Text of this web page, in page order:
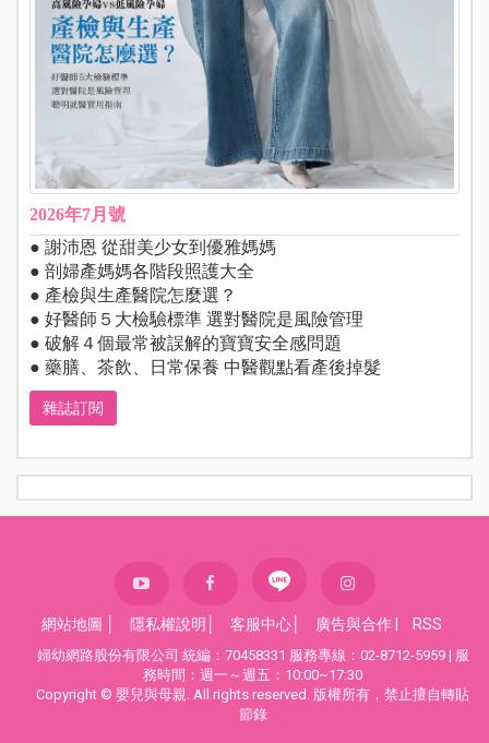
2026年7月號
● 謝沛恩 從甜美少女到優雅媽媽
● 剖婦產媽媽各階段照護大全
● 產檢與生產醫院怎麼選？
● 好醫師５大檢驗標準 選對醫院是風險管理
● 破解４個最常被誤解的寶寶安全感問題
● 藥膳、茶飲、日常保養 中醫觀點看產後掉髮
雜誌訂閱
網站地圖 隱私權說明 客服中心 廣告與合作 RSS
婦幼網路股份有限公司 統編：70458331 服務專線：02-8712-5959 | 服
務時間：週一～週五：10:00~17:30
Copyright © 嬰兒與母親. All rights reserved. 版權所有，禁止擅自轉貼
節錄